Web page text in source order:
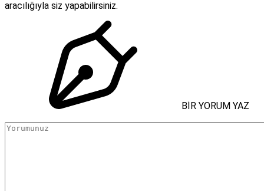
aracılığıyla siz yapabilirsiniz.
BİR YORUM YAZ